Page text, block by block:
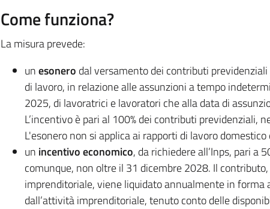
Come funziona?
La misura prevede:
unesonero dal versamento dei contributi
di lavoro, in relazione alle assunzioni a tempo
2025, di lavoratrici e lavoratori che alla data di
L’incentivo è pari al 100% dei contributi
L'esonero non si applica ai rapporti di lavoro
un incentivo economico, da richiedere all’Inps, pari a
comunque, non oltre il 31 dicembre 2028. Il
imprenditoriale, viene liquidato annualmente in
dall’attività imprenditoriale, tenuto conto delle